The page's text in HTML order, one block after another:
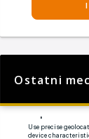
Ostatni